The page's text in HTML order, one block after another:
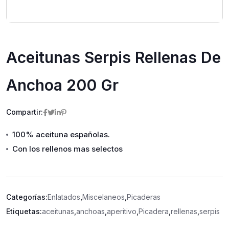
Aceitunas Serpis Rellenas De
Anchoa 200 Gr
Compartir:
100% aceituna españolas.
Con los rellenos mas selectos
Categorías:Enlatados Miscelaneos Picaderas
Etiquetas:aceitunas anchoas aperitivo Picadera rellenas serpis